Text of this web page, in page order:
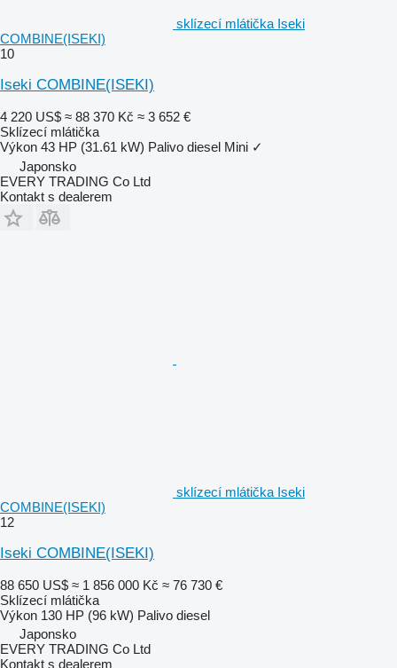
sklízecí mlátička Iseki
COMBINE(ISEKI)
10
Iseki COMBINE(ISEKI)
4 220 US$ ≈ 88 370 Kč ≈ 3 652 €
Sklízecí mlátička
Výkon 43 HP (31.61 kW) Palivo diesel Mini ✓
Japonsko
EVERY TRADING Co Ltd
Kontakt s dealerem
sklízecí mlátička Iseki
COMBINE(ISEKI)
12
Iseki COMBINE(ISEKI)
88 650 US$ ≈ 1 856 000 Kč ≈ 76 730 €
Sklízecí mlátička
Výkon 130 HP (96 kW) Palivo diesel
Japonsko
EVERY TRADING Co Ltd
Kontakt s dealerem